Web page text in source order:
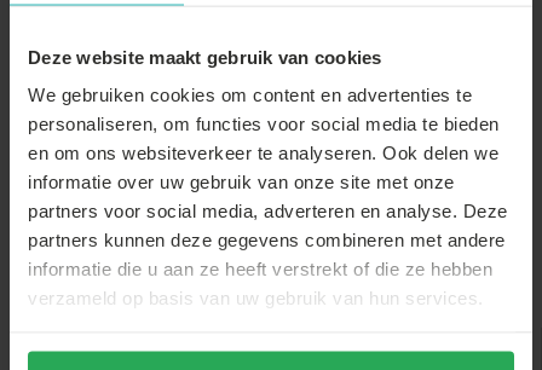
Deze website maakt gebruik van cookies
We gebruiken cookies om content en advertenties te
personaliseren, om functies voor social media te bieden
en om ons websiteverkeer te analyseren. Ook delen we
informatie over uw gebruik van onze site met onze
partners voor social media, adverteren en analyse. Deze
partners kunnen deze gegevens combineren met andere
informatie die u aan ze heeft verstrekt of die ze hebben
verzameld op basis van uw gebruik van hun services.
€34,-
€33,-
€8,-
Anderen bekeken ook